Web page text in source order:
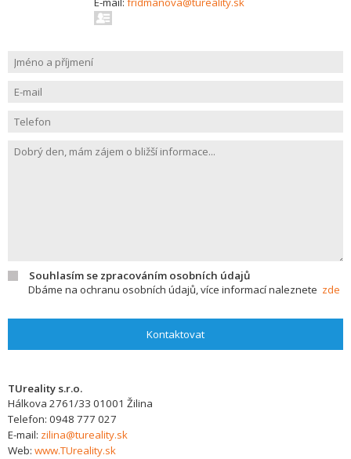
Souhlasím se zpracováním osobních údajů
Dbáme na ochranu osobních údajů, více informací naleznete zde
Kontaktovat
TUreality s.r.o.
Hálkova 2761/33 01001 Žilina
Telefon: 0948 777 027
E-mail: zilina@tureality.sk
Web: www.TUreality.sk